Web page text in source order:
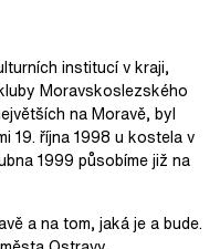
institucí v kraji,
Moravskoslezského
na Moravě, byl
19. října 1998 u kostela v
1999 působíme již na
a na tom, jaká je a bude.